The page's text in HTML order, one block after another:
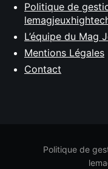
Politique de
L’équipe du Mag
Mentions Légales
Contact
Politique de